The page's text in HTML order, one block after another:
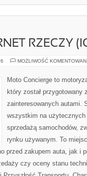
RZECZY
MOŻLIWOŚĆ
Moto Concierge to
który został przygotowany
zainteresowanych autami.
wszystkim na
sprzedażą samochodów,
rynku używanym. To
przed zakupem auta, jak i
czy oceny stanu